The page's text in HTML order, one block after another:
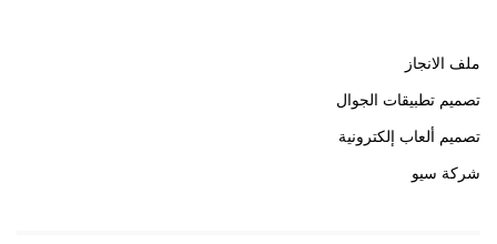
ملف الانجاز
تصميم تطبيقات الجوال
تصميم ألعاب إلكترونية
شركة سيو